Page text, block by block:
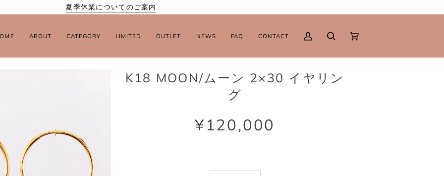
夏季休業についてのご案内
ABOUT CATEGORY LIMITED OUTLET NEWS FAQ CONTACT
マ
ー
検
カ
K18 MOON/ムーン 2×30 イヤリン
グ
¥120,000